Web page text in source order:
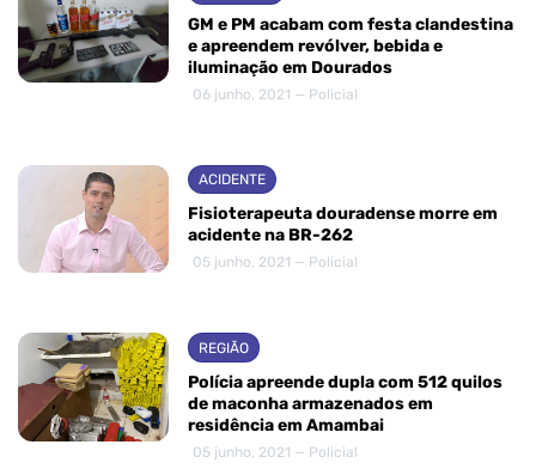
GM e PM acabam com festa clandestina
e apreendem revólver, bebida e
iluminação em Dourados
06 junho, 2021 — Policial
ACIDENTE
Fisioterapeuta douradense morre em
acidente na BR-262
05 junho, 2021 — Policial
REGIÃO
Polícia apreende dupla com 512 quilos
de maconha armazenados em
residência em Amambai
05 junho, 2021 — Policial